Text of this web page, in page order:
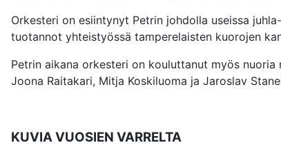
Orkesteri on esiintynyt Petrin johdolla useissa
tuotannot yhteistyössä tamperelaisten kuorojen
Petrin aikana orkesteri on kouluttanut myös
Joona Raitakari, Mitja Koskiluoma ja Jaroslav
KUVIA VUOSIEN VARRELTA